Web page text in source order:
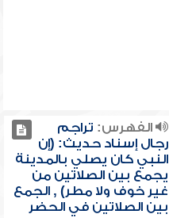
الفهرس: تراجم
رجال إسناد حديث: (إن
النبي كان يصلي بالمدينة
يجمع بين الصلاتين من
غير خوف ولا مطر) , الجمع
بين الصلاتين في الحضر